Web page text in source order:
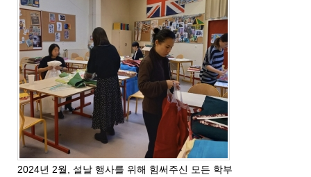
2024년 2월, 설날 행사를 위해 힘써주신 모든 학부모님들께 감사드